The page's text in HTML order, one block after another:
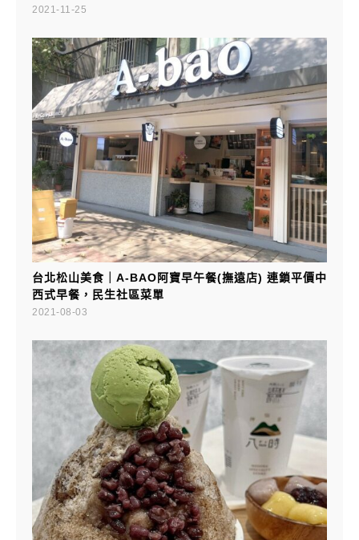
2021-11-25
台北松山美食｜A-BAO阿寶早午餐(撫遠店) 連鎖平價中
西式早餐，民生社區菜單
2021-08-03